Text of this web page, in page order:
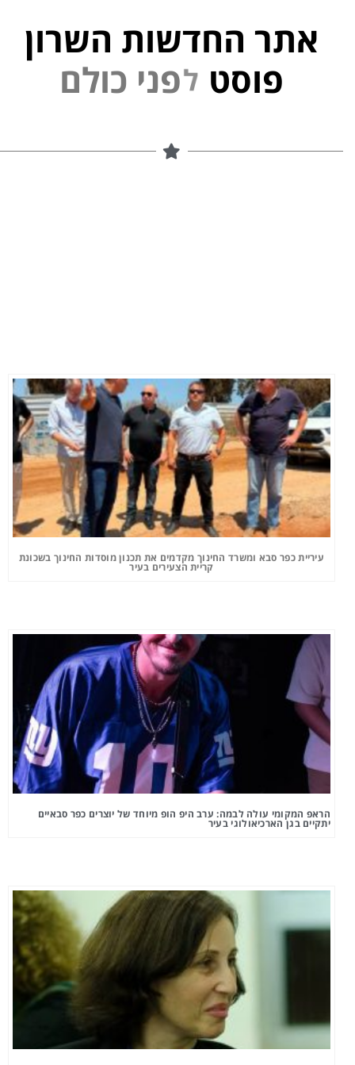
אתר החדשות השרון
פוסט
עיריית כפר סבא ומשרד החינוך מקדמים את תכנון מוסדות החינוך בשכונת
קריית הצעירים בעיר
הראפ המקומי עולה לבמה: ערב היפ הופ מיוחד של יוצרים כפר סבאיים
יתקיים בגן הארכיאולוגי בעיר